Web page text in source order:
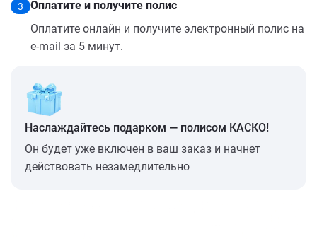
3
Оплатите и получите полис
Оплатите онлайн и получите электронный полис на
e-mail за 5 минут.
Наслаждайтесь подарком — полисом КАСКО!
Он будет уже включен в ваш заказ и начнет
действовать незамедлительно